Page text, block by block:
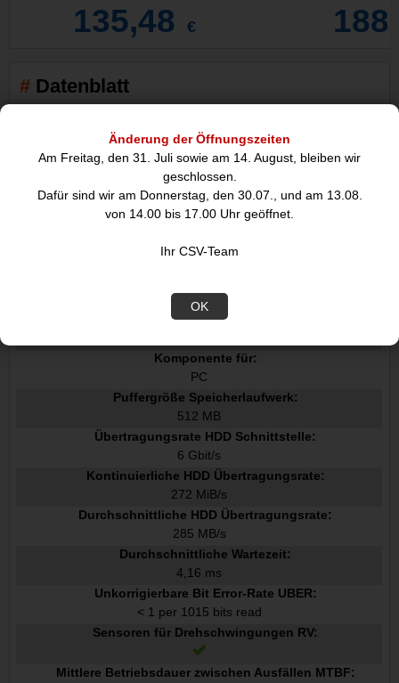
Änderung der Öffnungszeiten
Am Freitag, den 31. Juli sowie am 14. August, bleiben wir
geschlossen.
Dafür sind wir am Donnerstag, den 30.07., und am 13.08.
von 14.00 bis 17.00 Uhr geöffnet.
Ihr CSV-Team
OK
135,48 €
Datenblatt
Merkmale
HDD Kapazität:
16 TB
HDD Geschwindigkeit:
7200 RPM
3.5"
Serial ATA III
Typ:
Komponente für:
PC
Puffergröße Speicherlaufwerk:
512 MB
Übertragungsrate HDD Schnittstelle:
6 Gbit/s
Kontinuierliche HDD Übertragungsrate:
272 MiB/s
Durchschnittliche HDD Übertragungsrate:
285 MB/s
Durchschnittliche Wartezeit:
4,16 ms
Unkorrigierbare Bit Error-Rate UBER:
< 1 per 1015 bits read
Sensoren für Drehschwingungen RV:
Mittlere Betriebsdauer zwischen Ausfällen MTBF: